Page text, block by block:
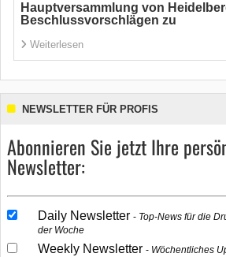
Hauptversammlung von
Beschlussvorschlägen zu
Weiterlesen
NEWSLETTER FÜR PROFIS
Abonnieren Sie jetzt Ihre
Newsletter:
Daily Newsletter
Top-News für die
der Woche
Weekly Newsletter
Wöchentliches